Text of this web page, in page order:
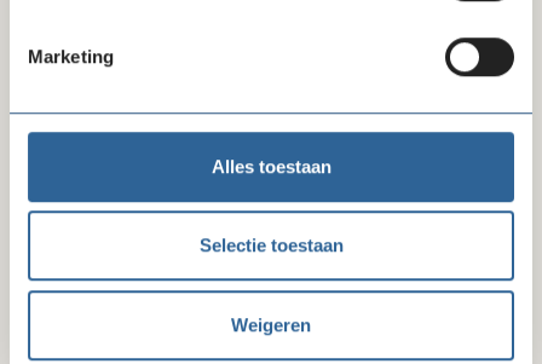
Marketing
Alles toestaan
Selectie toestaan
Weigeren
lock
Bespaar op afvalinzameling met Renewi
Inkoop